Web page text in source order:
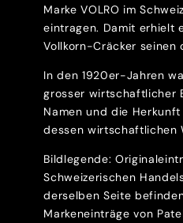
Marke VOLRO im
eintragen. Damit erhielt
Vollkorn-Cräcker seinen
In den 1920er-Jahren
grosser wirtschaftlicher
Namen und die
dessen wirtschaftlichen
Bildlegende:
Schweizerischen
derselben Seite
Markeneinträge von